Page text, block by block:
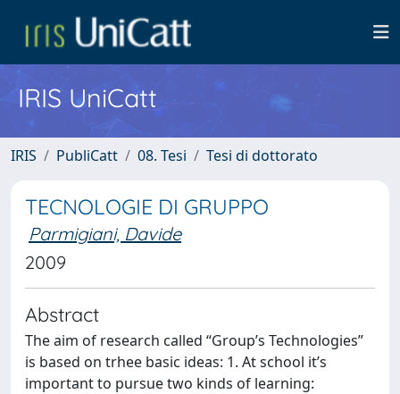
IRIS UniCatt
IRIS PubliCatt 08. Tesi Tesi di dottorato
TECNOLOGIE DI GRUPPO
Parmigiani, Davide
2009
Abstract
The aim of research called “Group’s Technologies”
is based on trhee basic ideas: 1. At school it’s
important to pursue two kinds of learning: